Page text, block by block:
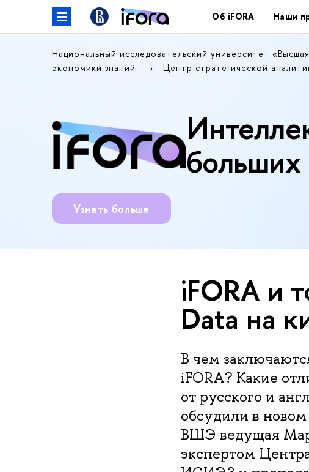
Об iFORA Наши
Национальный исследовательский университет
экономики знаний
Центр стратегической
Узнать больше
iFORA и
Data на
В чем
iFORA? Какие
от русского и
обсудили в
ВШЭ ведущая
экспертом